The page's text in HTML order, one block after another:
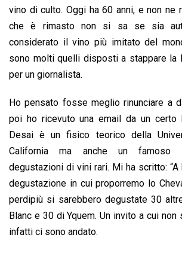
vino di culto. Oggi ha 60 anni, e non ne
che è rimasto non si sa se sia
considerato il vino più imitato del
sono molti quelli disposti a stappare la
per un giornalista.
Ho pensato fosse meglio rinunciare a
poi ho ricevuto una email da un certo
Desai è un fisico teorico della
California ma anche un famoso
degustazioni di vini rari. Mi ha scritto:
degustazione in cui proporremo lo
perdipiù si sarebbero degustate 30
Blanc e 30 di Yquem. Un invito a cui
infatti ci sono andato.